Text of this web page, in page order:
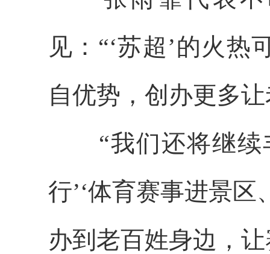
见：“‘苏超’的火
自优势，创办更多
“我们还将继续
行’‘体育赛事进景
办到老百姓身边，